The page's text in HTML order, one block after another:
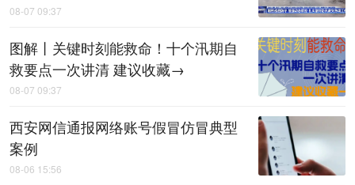
08-07 09:37
图解丨关键时刻能救命！十个汛期自
救要点一次讲清 建议收藏→
08-07 09:37
西安网信通报网络账号假冒仿冒典型
案例
08-06 15:56